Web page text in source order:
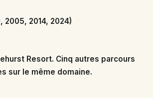
2005, 2014, 2024)
Resort. Cinq autres parcours
sur le même domaine.